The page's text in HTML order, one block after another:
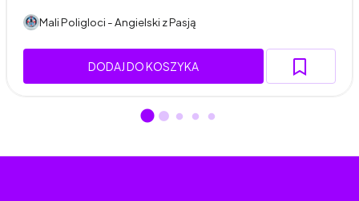
Mali Poligloci - Angielski z Pasją
DODAJ DO KOSZYKA